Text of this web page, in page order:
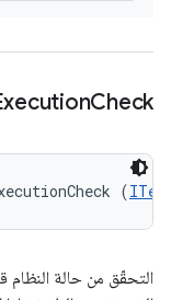
Check
(
التحقّق من حالة النظام